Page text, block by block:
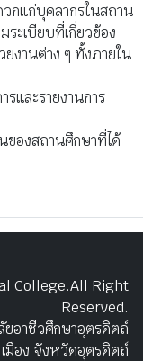
กแก่บุคลากรในสถาน
ระเบียบที่เกี่ยวข้อง
งานต่าง ๆ ทั้งภายใน
และรายงานการ
ของสถานศึกษาที่ได้
College.All Right
Reserved.
ยอาชีวศึกษาอุตรดิตถ์
มือง จังหวัดอุตรดิตถ์